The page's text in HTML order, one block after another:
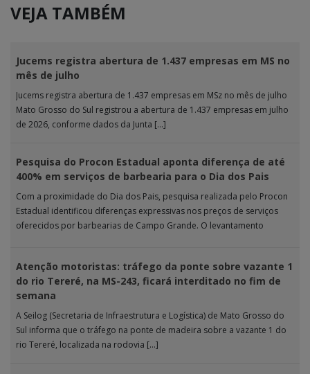
VEJA TAMBÉM
Jucems registra abertura de 1.437 empresas em MS no
mês de julho
Jucems registra abertura de 1.437 empresas em MSz no mês de julho
Mato Grosso do Sul registrou a abertura de 1.437 empresas em julho
de 2026, conforme dados da Junta […]
Pesquisa do Procon Estadual aponta diferença de até
400% em serviços de barbearia para o Dia dos Pais
Com a proximidade do Dia dos Pais, pesquisa realizada pelo Procon
Estadual identificou diferenças expressivas nos preços de serviços
oferecidos por barbearias de Campo Grande. O levantamento
Atenção motoristas: tráfego da ponte sobre vazante 1
do rio Tereré, na MS-243, ficará interditado no fim de
semana
A Seilog (Secretaria de Infraestrutura e Logística) de Mato Grosso do
Sul informa que o tráfego na ponte de madeira sobre a vazante 1 do
rio Tereré, localizada na rodovia […]